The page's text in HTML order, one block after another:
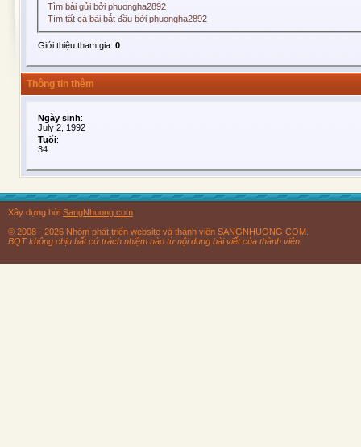
Tìm bài gửi bởi phuongha2892
Tìm tất cả bài bắt đầu bởi phuongha2892
Giới thiệu tham gia: 0
Thông tin thêm
Ngày sinh:
July 2, 1992
Tuổi:
34
Xây dựng bởi SangNhuong.com
© 2008 - 2026 Nhóm phát triển website và thành viên SANGNHUONG.COM.
BQT không chịu bất cứ trách nhiệm nào từ nội dung bài viết của thành viên.